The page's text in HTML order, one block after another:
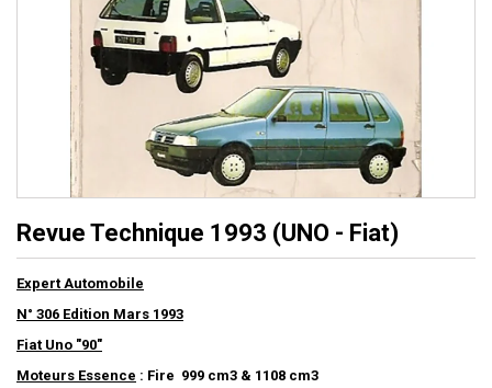
Revue Technique 1993 (UNO - Fiat)
Expert Automobile
N° 306 Edition Mars 1993
Fiat Uno "90"
Moteurs Essence : Fire 999 cm3 & 1108 cm3